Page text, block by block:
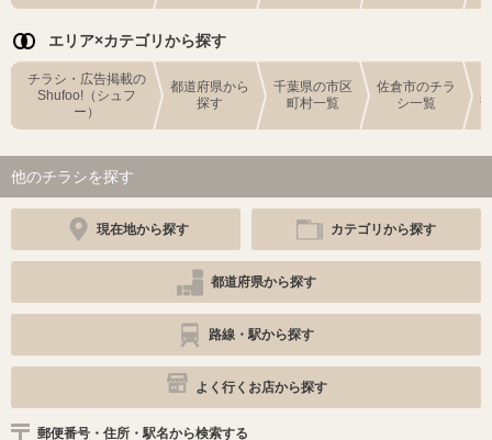
エリア×カテゴリから探す
チラシ・広告掲載の
Shufoo!（シュフ
ー）
都道府県から
探す
千葉県の市区
町村一覧
佐倉市のチラ
シ一覧
他のチラシを探す
現在地から探す カテゴリから探す
都道府県から探す
路線・駅から探す
よく行くお店から探す
郵便番号・住所・駅名から検索する